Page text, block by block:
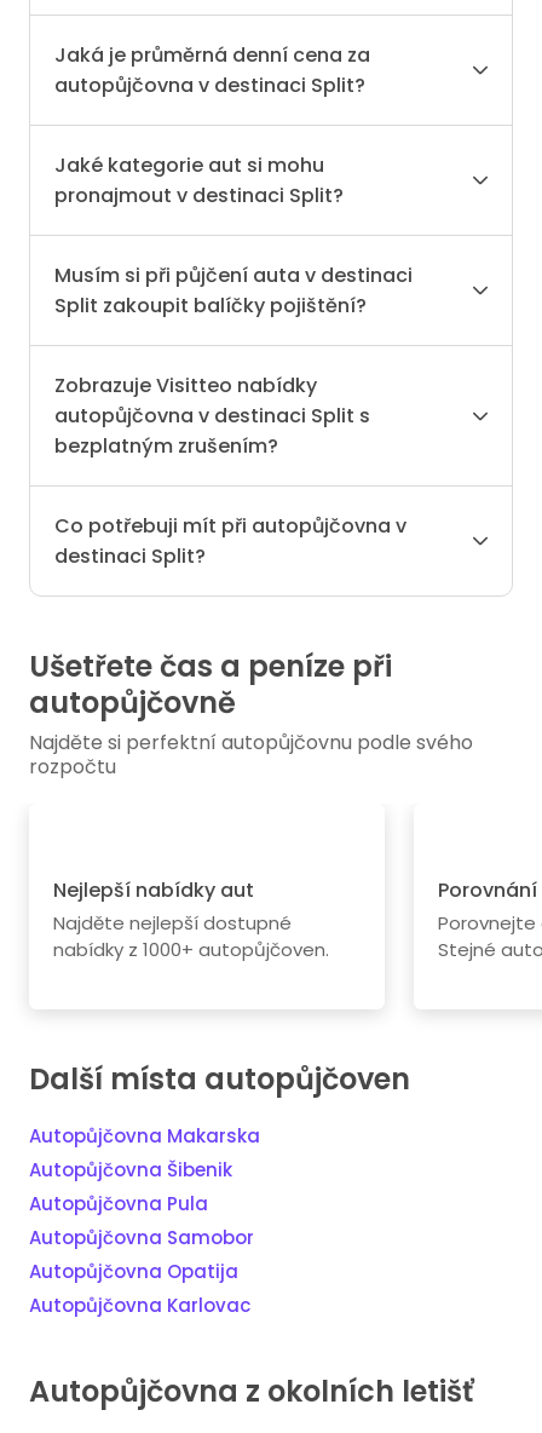
Jaká je průměrná denní cena za
autopůjčovna v destinaci Split?
Jaké kategorie aut si mohu
pronajmout v destinaci Split?
Musím si při půjčení auta v destinaci
Split zakoupit balíčky pojištění?
Zobrazuje Visitteo nabídky
autopůjčovna v destinaci Split s
bezplatným zrušením?
Co potřebuji mít při autopůjčovna v
destinaci Split?
Ušetřete čas a peníze při
autopůjčovně
Najděte si perfektní autopůjčovnu podle svého
rozpočtu
Nejlepší nabídky aut
Najděte nejlepší dostupné
nabídky z 1000+ autopůjčoven.
Stejné
Další místa autopůjčoven
Autopůjčovna Makarska
Autopůjčovna Šibenik
Autopůjčovna Pula
Autopůjčovna Samobor
Autopůjčovna Opatija
Autopůjčovna Karlovac
Autopůjčovna z okolních letišť